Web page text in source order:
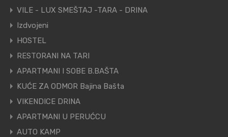
VILE - LUX SMEŠTAJ -TARA - DRINA
Izdvojeni
HOSTEL
RESTORANI NA TARI
APARTMANI I SOBE B.BAŠTA
KUĆE ZA ODMOR Bajina Bašta
VIKENDICE DRINA
APARTMANI U PERUĆCU
AUTO KAMP